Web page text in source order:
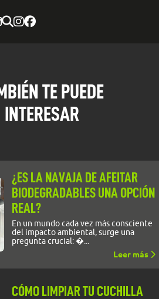
TE PUEDE
INTERESAR
¿ES LA NAVAJA DE AFEITAR
BIODEGRADABLES UNA OPCIÓN
REAL?
En un mundo cada vez más consciente
del impacto ambiental, surge una
pregunta crucial: �...
Leer más
CÓMO LIMPIAR TU CUCHILLA